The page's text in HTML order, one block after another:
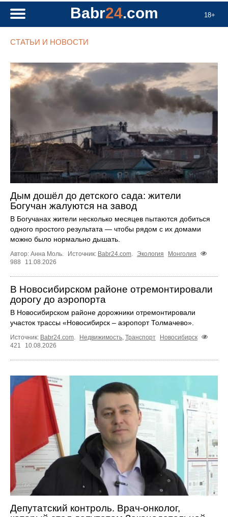
18+
Babr24.com
СТАТЬИ И НОВОСТИ
Дым дошёл до детского сада: жители
Богучан жалуются на завод
В Богучанах жители несколько месяцев пытаются добиться
одного простого результата — чтобы рядом с их домами
можно было нормально дышать.
Автор: Анна Моль. Источник: Babr24.com Экология
Монголия
988
11.08.2026
В Новосибирском районе отремонтировали
дорогу до аэропорта
В Новосибирском районе дорожники отремонтировали
участок трассы «Новосибирск – аэропорт Толмачево».
Источник: Babr24.com. Недвижимость, Транспорт
Новосибирск
421
10.08.2026
Депутатский контроль. Врач-онколог,